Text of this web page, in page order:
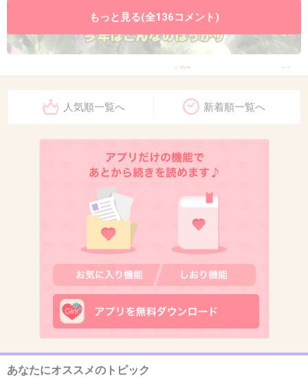
+80
猿に影響が出るんじゃ人間にも出るに決まって
それなのに頑張れにっぽんとかいつまでも言っ
てるのはちょっと。
食品回収してほしい
2013/04/04(木) 15:21:37
モスラみたいな巨大化したもの生まれそう
もっと見る(全136コメント)
人気順一覧へ 新着順一覧へ
あなたにオススメのトピック